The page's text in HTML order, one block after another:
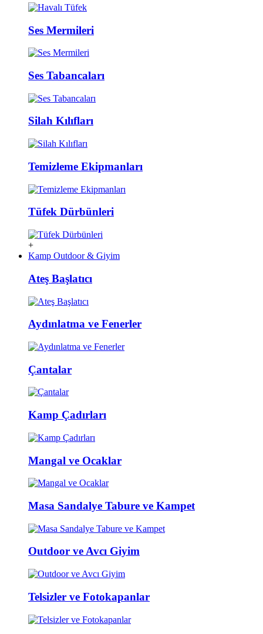
Ses Mermileri
Ses Tabancaları
Silah Kılıfları
Temizleme Ekipmanları
Tüfek Dürbünleri
+
Kamp Outdoor & Giyim
Ateş Başlatıcı
Aydınlatma ve Fenerler
Çantalar
Kamp Çadırları
Mangal ve Ocaklar
Masa Sandalye Tabure ve Kampet
Outdoor ve Avcı Giyim
Telsizler ve Fotokapanlar